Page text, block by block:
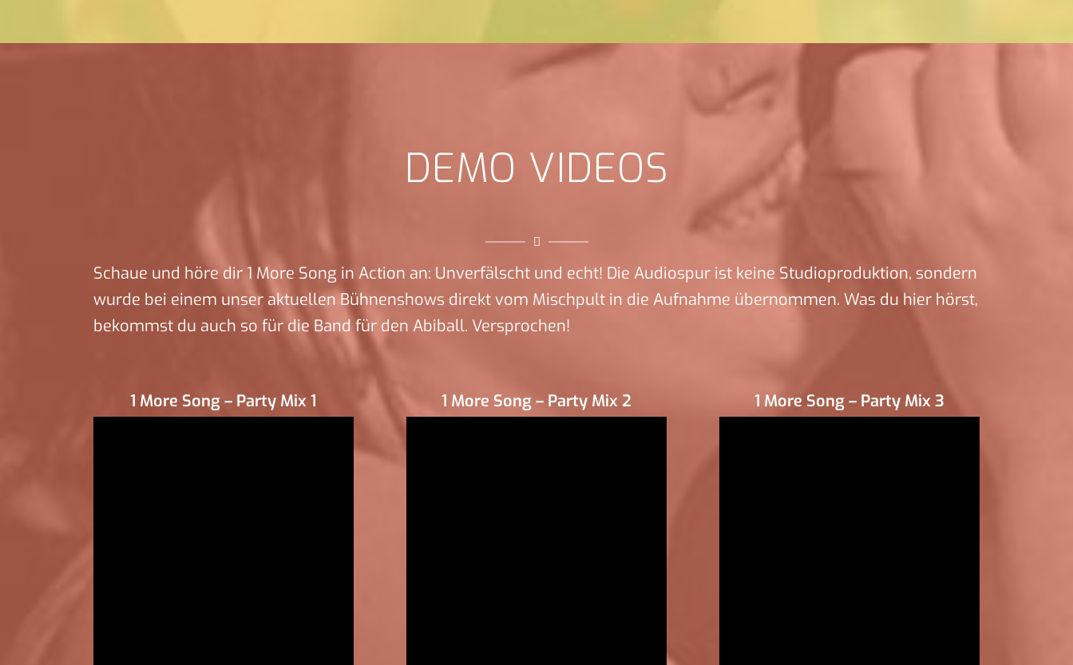
DEMO VIDEOS
Schaue und höre dir 1 More Song in Action an: Unverfälscht und echt! Die Audiospur ist keine Studioproduktion, sondern
wurde bei einem unser aktuellen Bühnenshows direkt vom Mischpult in die Aufnahme übernommen. Was du hier hörst,
bekommst du auch so für die Band für den Abiball. Versprochen!
1 More Song – Party Mix 1 1 More Song – Party Mix 2 1 More Song – Party Mix 3